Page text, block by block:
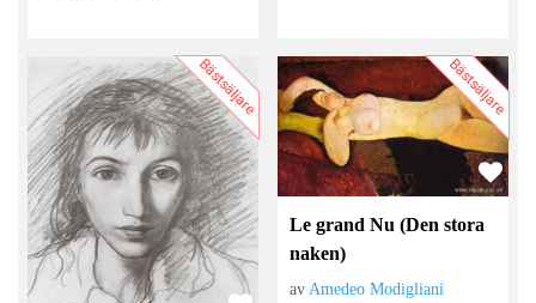
Bästsäljare Bästsäljare
Le grand Nu (Den stora
naken)
avAmedeo Modigliani